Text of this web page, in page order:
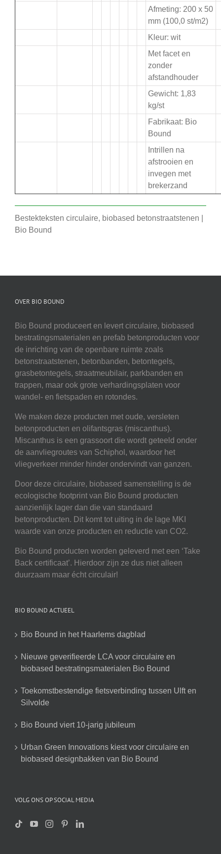
Afmeting: 200 x 50
mm (100,0 st/m2)
Kleur: wit
Met facet en
zonder
afstandhouder
Gewicht: 1,83
kg/st
Fabrikaat: Bio
Bound
Intrillen na
afstrooien en
invegen met
brekerzand
Bestekteksten circulaire, biobased betonstraatstenen |
Bio Bound
OVER BIO BOUND
Bio Bound produceert en levert circulaire, biobased
bestratingsmaterialen en prefab betonproducten voor
de inrichting van de openbare ruimte zoals
betonstraatstenen, betonbanden, betontegels,
grasbetontegels, straatmeubilair, parkbanden en
trappen, maar ook grote verhardingsplaten voor
wandel- en fietspaden en rotondes.
We maken deze producten met oude, versleten
betonproducten en olifantsgras (miscanthus).
Miscanthus is een grassoort die wordt geteeld onder
de aanvliegroutes van Schiphol, waardoor het
vliegverkeer minder hinder ondervindt van ganzen.
Door deze circulaire, biobased samenstelling is de
ecologische footprint van Bio Bound producten
aanzienlijk lager dan die van standaard
betonproducten. Dit komt tot uiting in de lage MKI
waarde van onze producten en reductie van CO2.
Bio Bound producten worden geleverd met een ‘Take
Back certificaat’. Hierdoor zijn ze dus niet alleen
duurzaam maar écht circulair!
BIO BOUND ACTUEEL
Bio Bound in het Haarlems dagblad
Nieuwe geverifieerde LCA voor circulaire en
biobased bestratingsmaterialen Bio Bound
Toekomstbestendige fietsverbinding tussen Ulft en
Silvolde
Bio Bound viert 10-jarig jubileum
Urban Green Innovations kiest voor circulaire en
biobased designbakken van Bio Bound
VOLG ONS OP SOCIAL MEDIA